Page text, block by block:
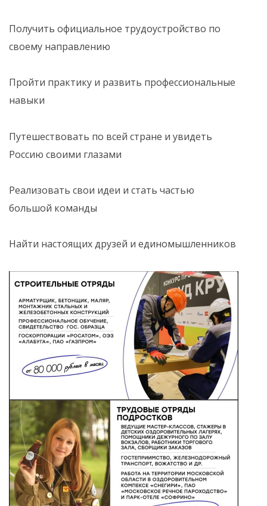
Получить официальное трудоустройство по
своему направлению
Пройти практику и развить профессиональные
навыки
Путешествовать по всей стране и увидеть
Россию своими глазами
Реализовать свои идеи и стать частью
большой команды
Найти настоящих друзей и единомышленников